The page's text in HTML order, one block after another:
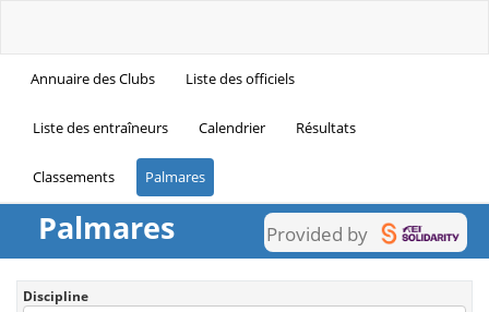
Annuaire des Clubs Liste des officiels
Liste des entraîneurs Calendrier Résultats
Classements Palmares
Palmares Provided by
Discipline